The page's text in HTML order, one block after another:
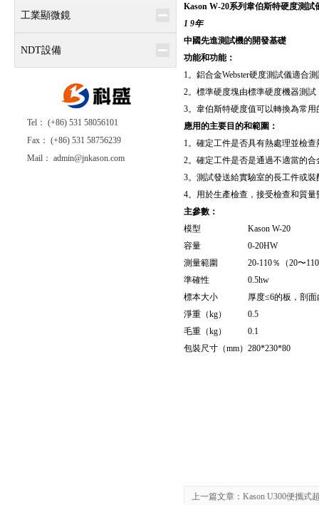
工業顯微鏡
NDT設備
Tel： (+86) 531 58056101
Fax： (+86) 531 58756239
Mail： admin@jnkason.com
Kason W-20系列韋伯斯特硬度測試
1 9年
中國先進測試機的開發基礎
功能和功能：
1。鋁合金Webster硬度測試儀適合
2。標準硬度塊由標準硬度機器測
3。韋伯斯特硬度值可以轉換為常
應用的主要目的和範圍：
1。確定工件是否具有熱處理並檢查
2。確定工件是否是通過不適當的合
3。測試發送給實驗室的長工件或
4。用於生產檢查，接受檢查和質量
主參數：
模型
Kason W-20
容量
0-20HW
測量範圍
20-110％（20〜
準確性
0.5hw
標本大小
厚度≤6的板，剖
淨重（kg）
0.5
毛重（kg）
0.1
包裝尺寸（mm） 280*230*80
上一篇文章： Kason U300便攜式